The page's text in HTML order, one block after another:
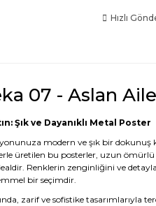
Hızlı
07 - Aslan
Şık ve Dayanıklı Metal Poster
modern ve şık bir dokunuş
üretilen bu posterler, uzun ömürlü
Renklerin zenginliğini ve
bir seçimdir.
zarif ve sofistike tasarımlarıyla